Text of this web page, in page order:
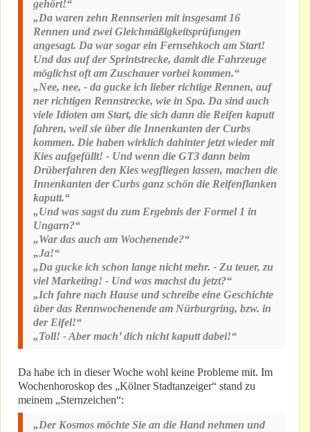
gehört!“
„Da waren zehn Rennserien mit insgesamt 16
Rennen und zwei Gleichmäßigkeitsprüfungen
angesagt. Da war sogar ein Fernsehkoch am Start!
Und das auf der Sprintstrecke, damit die Fahrzeuge
möglichst oft am Zuschauer vorbei kommen.“
„Nee, nee, - da gucke ich lieber richtige Rennen, auf
ner richtigen Rennstrecke, wie in Spa. Da sind auch
viele Idioten am Start, die sich dann die Reifen kaputt
fahren, weil sie über die Innenkanten der Curbs
kommen. Die haben wirklich dahinter jetzt wieder mit
Kies aufgefüllt! - Und wenn die GT3 dann beim
Drüberfahren den Kies wegfliegen lassen, machen die
Innenkanten der Curbs ganz schön die Reifenflanken
kaputt.“
„Und was sagst du zum Ergebnis der Formel 1 in
Ungarn?“
„War das auch am Wochenende?“
„Ja!“
„Da gucke ich schon lange nicht mehr. - Zu teuer, zu
viel Marketing! - Und was machst du jetzt?“
„Ich fahre nach Hause und schreibe eine Geschichte
über das Rennwochenende am Nürburgring, bzw. in
der Eifel!“
„Toll! - Aber mach’ dich nicht kaputt dabei!“
Da habe ich in dieser Woche wohl keine Probleme mit. Im
Wochenhoroskop des „Kölner Stadtanzeiger“ stand zu
meinem „Sternzeichen“:
„Der Kosmos möchte Sie an die Hand nehmen und